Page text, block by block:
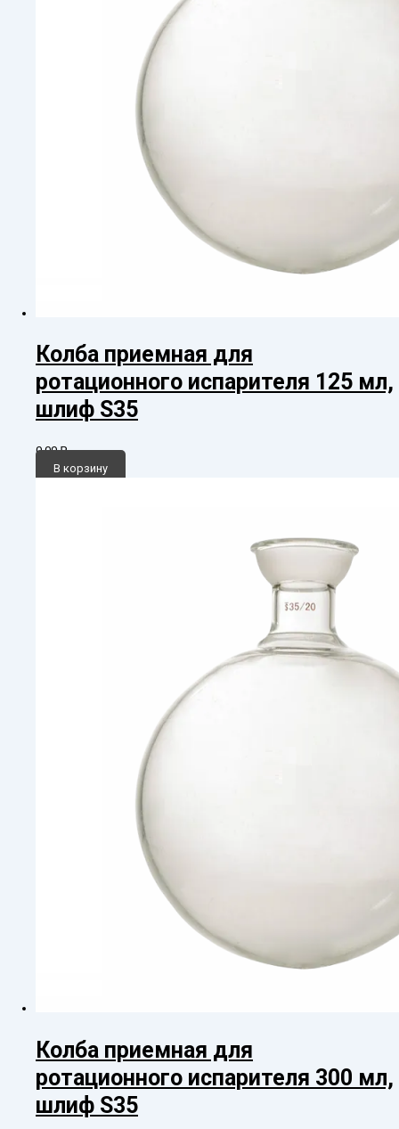
Колба приемная для
ротационного испарителя 125 мл,
шлиф S35
0,00₽
В корзину
Колба приемная для
ротационного испарителя 300 мл,
шлиф S35